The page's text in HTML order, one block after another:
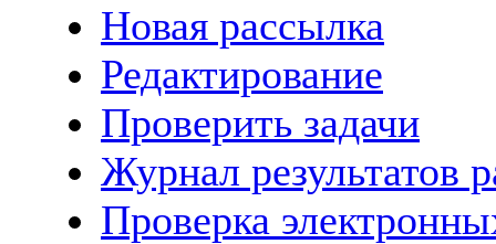
Новая рассылка
Редактирование
Проверить задачи
Журнал результатов
Проверка